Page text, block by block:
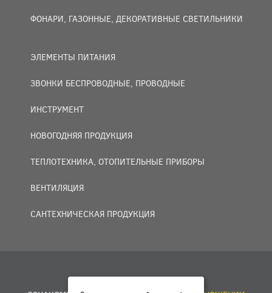
ФОНАРИ, ГАЗОННЫЕ, ДЕКОРАТИВНЫЕ СВЕТИЛЬНИКИ
ЭЛЕМЕНТЫ ПИТАНИЯ
ЗВОНКИ БЕСПРОВОДНЫЕ, ПРОВОДНЫЕ
ИНСТРУМЕНТ
НОВОГОДНЯЯ ПРОДУКЦИЯ
ТЕПЛОТЕХНИКА, ОТОПИТЕЛЬНЫЕ ПРИБОРЫ
ВЕНТИЛЯЦИЯ
САНТЕХНИЧЕСКАЯ ПРОДУКЦИЯ